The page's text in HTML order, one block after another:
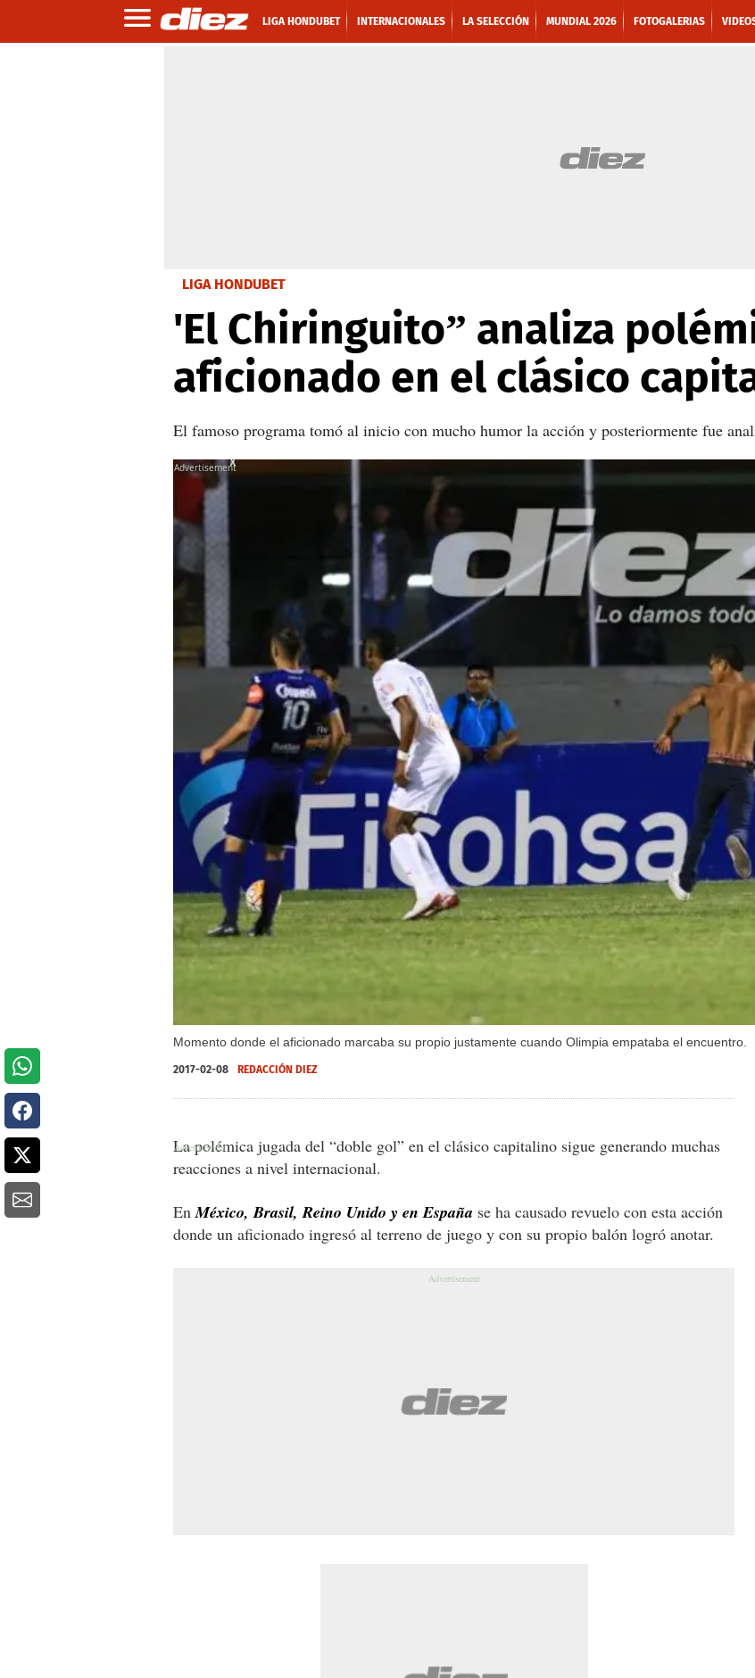
LIGA HONDUBET INTERNACIONALES LA SELECCIÓN MUNDIAL 2026 FOTOGALERIAS
LIGA HONDUBET
'El Chiringuito” analiza
aficionado en el clásico
El famoso programa tomó al inicio con mucho humor la acción y posteriormente fue
Momento donde el aficionado marcaba su propio justamente cuando Olimpia empataba el encuentro.
X
X
2017-02-08 REDACCIÓN DIEZ
La polémica jugada del “doble gol” en el clásico capitalino sigue generando muchas
reacciones a nivel internacional.
EnMéxico, Brasil, Reino Unido y en España se ha causado revuelo con esta acción
donde un aficionado ingresó al terreno de juego y con su propio balón logró anotar.